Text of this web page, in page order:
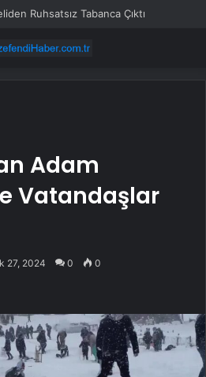
Ruhsatsız Tabanca Çıktı
Adam
Vatandaşlar
27, 2024 0 0